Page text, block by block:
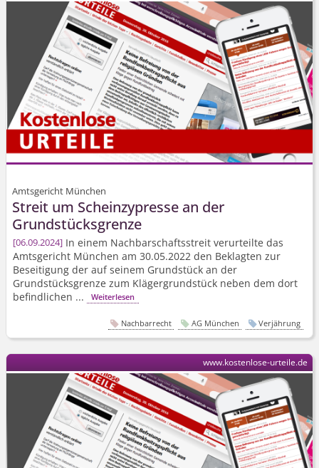
Amtsgericht München
Streit um Scheinzypresse an der
Grundstücksgrenze
06.09.2024 In einem Nachbarschafts­streit verurteilte das
Amtsgericht München am 30.05.2022 den Beklagten zur
Beseitigung der auf seinem Grundstück an der
Grundstücksgrenze zum Klägergrundstück neben dem dort
befindlichen ...
Weiterlesen
Nachbarrecht AG München Verjährung
www.kostenlose-urteile.de